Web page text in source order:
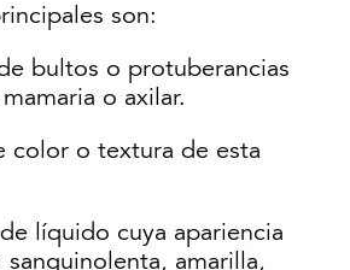
son:
bultos o protuberancias
o axilar.
color o textura de esta
líquido cuya apariencia
sanguinolenta, amarilla,